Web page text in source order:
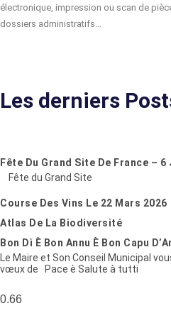
électronique, impression ou scan de
dossiers administratifs…
Les derniers
Fête Du Grand Site De France –
Fête du Grand Site
Course Des Vins Le 22 Mars 2026
Atlas De La Biodiversité
Bon Dì È Bon Annu È Bon Capu
Le Maire et Son Conseil Municipal
vœux de Pace è Salute à tutti